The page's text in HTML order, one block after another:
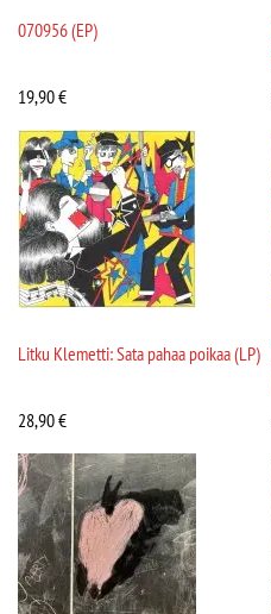
070956 (EP)
19,90€
Litku Klemetti: Sata pahaa poikaa (LP)
28,90€